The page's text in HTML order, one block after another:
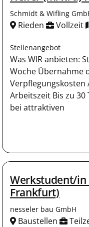
Schmidt & Wifling
Rieden Vollzeit
Stellenangebot
Was WIR anbieten:
Woche Übernahme
Verpflegungskosten
Arbeitszeit Bis zu 30
bei attraktiven
Werkstudent/in
Frankfurt)
nesseler bau GmbH
Baustellen